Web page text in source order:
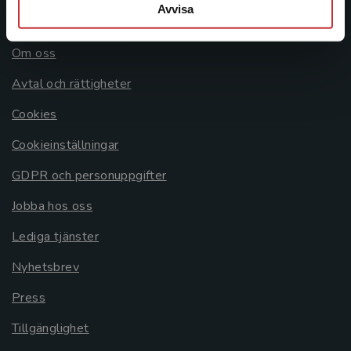
Avvisa
Om oss
Avtal och rättigheter
Cookies
Cookieinställningar
GDPR och personuppgifter
Jobba hos oss
Lediga tjänster
Nyhetsbrev
Press
Tillgänglighet